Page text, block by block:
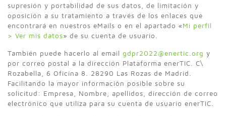
supresión y portabilidad de sus datos, de limitación y
oposición a su tratamiento a través de los enlaces que
encontrará en nuestros eMails o en el apartado «Mi perfil
> Ver mis datos» de su cuenta de usuario.
También puede hacerlo al email gdpr2022@enertic.org y
por correo postal a la dirección Plataforma enerTIC. C\
Rozabella, 6 Oficina 8. 28290 Las Rozas de Madrid.
Facilitando la mayor información posible sobre su
solicitud: Empresa, Nombre, apellidos, dirección de correo
electrónico que utiliza para su cuenta de usuario enerTIC.